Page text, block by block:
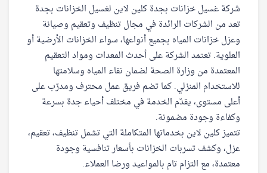
شركة غسيل خزانات بجدة كلين لاين لغسيل الخزانات بجدة
تعد من الشركات الرائدة في مجال تنظيف وتعقيم وصيانة
وعزل خزانات المياه بجميع أنواعها، سواء الخزانات الأرضية أو
العلوية. تعتمد الشركة على أحدث المعدات ومواد التعقيم
المعتمدة من وزارة الصحة لضمان نقاء المياه وسلامتها
للاستخدام المنزلي. كما تضم فريق عمل محترف ومدرّب على
أعلى مستوى، يقدّم الخدمة في مختلف أحياء جدة بسرعة
وكفاءة وجودة مضمونة.
تتميز كلين لاين بخدماتها المتكاملة التي تشمل تنظيف، تعقيم،
عزل، وكشف تسربات الخزانات بأسعار تنافسية وجودة
معتمدة، مع التزام تام بالمواعيد ورضا العملاء.